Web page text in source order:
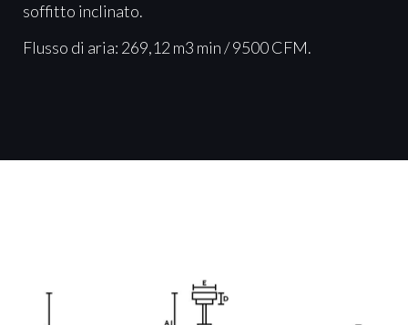
soffitto inclinato.
Flusso di aria: 269,12 m3 min / 9500 CFM.